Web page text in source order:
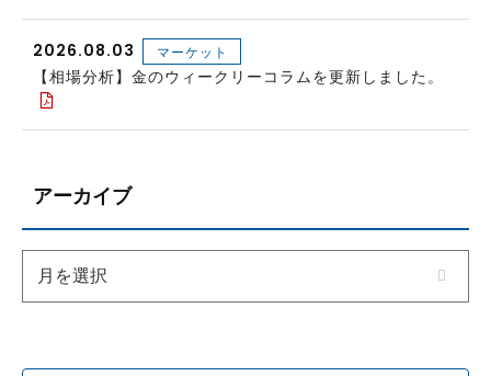
2026.08.03 マーケット
【相場分析】金のウィークリーコラムを更新しました。
アーカイブ